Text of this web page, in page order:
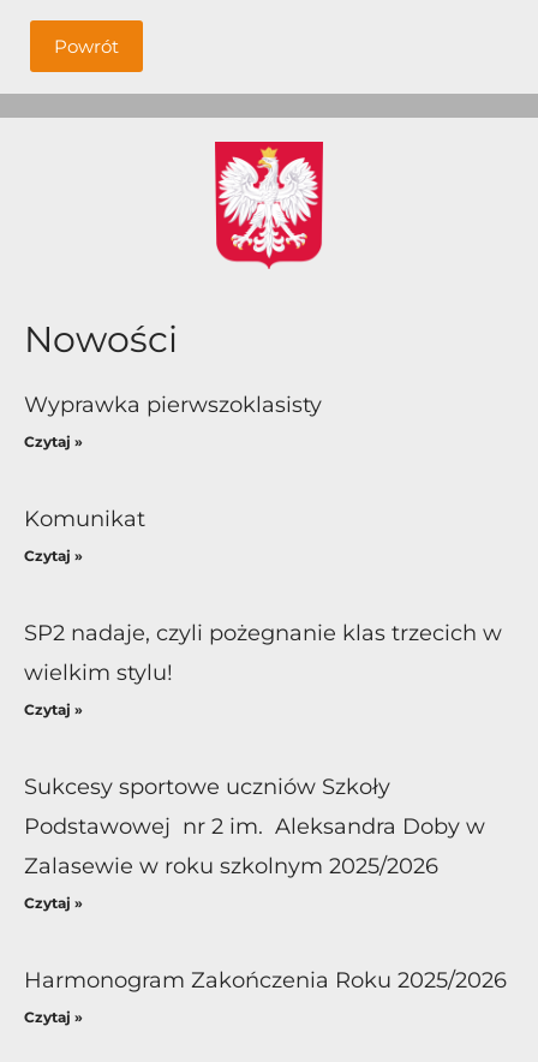
Powrót
Nowości
Wyprawka pierwszoklasisty
Czytaj »
Komunikat
Czytaj »
SP2 nadaje, czyli pożegnanie klas trzecich w
wielkim stylu!
Czytaj »
Sukcesy sportowe uczniów Szkoły
Podstawowej nr 2 im. Aleksandra Doby w
Zalasewie w roku szkolnym 2025/2026
Czytaj »
Harmonogram Zakończenia Roku 2025/2026
Czytaj »